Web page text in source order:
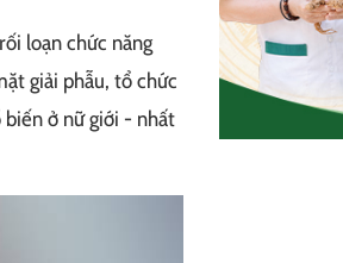
loạn chức năng
giải phẫu, tổ chức
biến ở nữ giới - nhất